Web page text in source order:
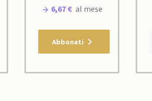
6,67 € al mese
Abbonati